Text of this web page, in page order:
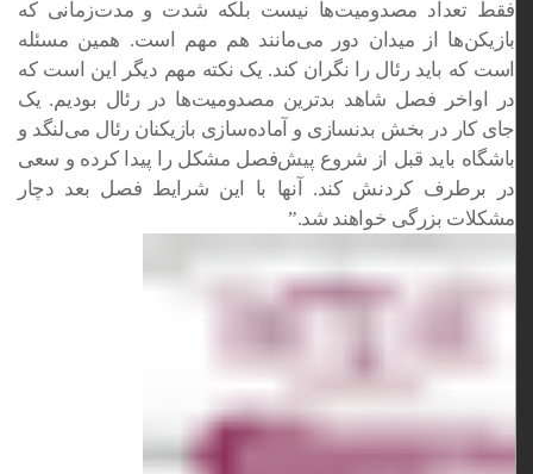
فقط تعداد مصدومیت‌ها نیست بلکه شدت و ‏مدت‌زمانی که
بازیکن‌ها از میدان دور می‌مانند هم مهم است. همین ‏مسئله
است که باید رئال را نگران کند. یک نکته مهم دیگر این است ‏که
در اواخر فصل شاهد بدترین مصدومیت‌ها در رئال بودیم. یک
‏جای کار در بخش بدنسازی و آماده‌سازی بازیکنان رئال می‌لنگد و
‏باشگاه باید قبل از شروع پیش‌فصل مشکل را پیدا کرده و سعی
در ‏برطرف کردنش کند. آنها با این شرایط فصل بعد دچار
مشکلات بزرگی ‏خواهند شد.”